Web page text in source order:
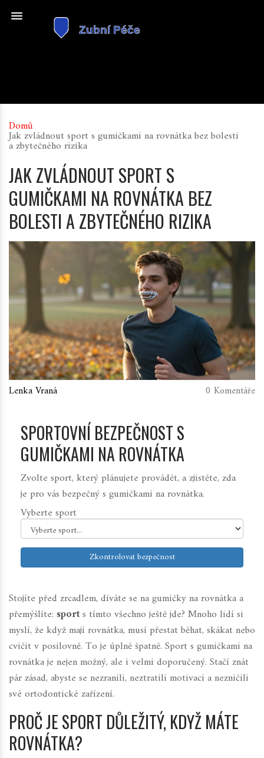
Domů
Jak zvládnout sport s gumičkami na rovnátka bez bolesti
a zbytečného rizika
JAK ZVLÁDNOUT SPORT S
GUMIČKAMI NA ROVNÁTKA BEZ
BOLESTI A ZBYTEČNÉHO RIZIKA
Lenka Vraná 0 Komentáře
SPORTOVNÍ BEZPEČNOST S
GUMIČKAMI NA ROVNÁTKA
Zvolte sport, který plánujete provádět, a zjistěte, zda
je pro vás bezpečný s gumičkami na rovnátka.
Vyberte sport
Zkontrolovat bezpečnost
Stojíte před zrcadlem, díváte se na gumičky na rovnátka a
přemýšlíte: sports tímto všechno ještě jde? Mnoho lidí si
myslí, že když mají rovnátka, musí přestat běhat, skákat nebo
cvičit v posilovně. To je úplně špatně. Sport s gumičkami na
rovnátka je nejen možný, ale i velmi doporučený. Stačí znát
pár zásad, abyste se nezranili, neztratili motivaci a nezničili
své ortodontické zařízení.
PROČ JE SPORT DŮLEŽITÝ, KDYŽ MÁTE
ROVNÁTKA?